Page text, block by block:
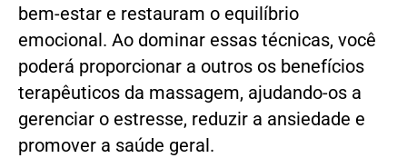
bem-estar e restauram o equilíbrio
emocional. Ao dominar essas técnicas, você
poderá proporcionar a outros os benefícios
terapêuticos da massagem, ajudando-os a
gerenciar o estresse, reduzir a ansiedade e
promover a saúde geral.